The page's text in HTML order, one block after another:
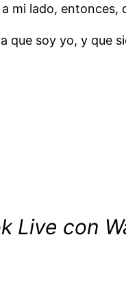
mi lado,
que soy yo, y que
Live con